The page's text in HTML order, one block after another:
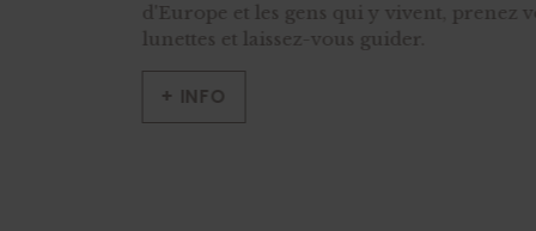
d'Europe et les gens qui y vivent, prenez vos
lunettes et laissez-vous guider.